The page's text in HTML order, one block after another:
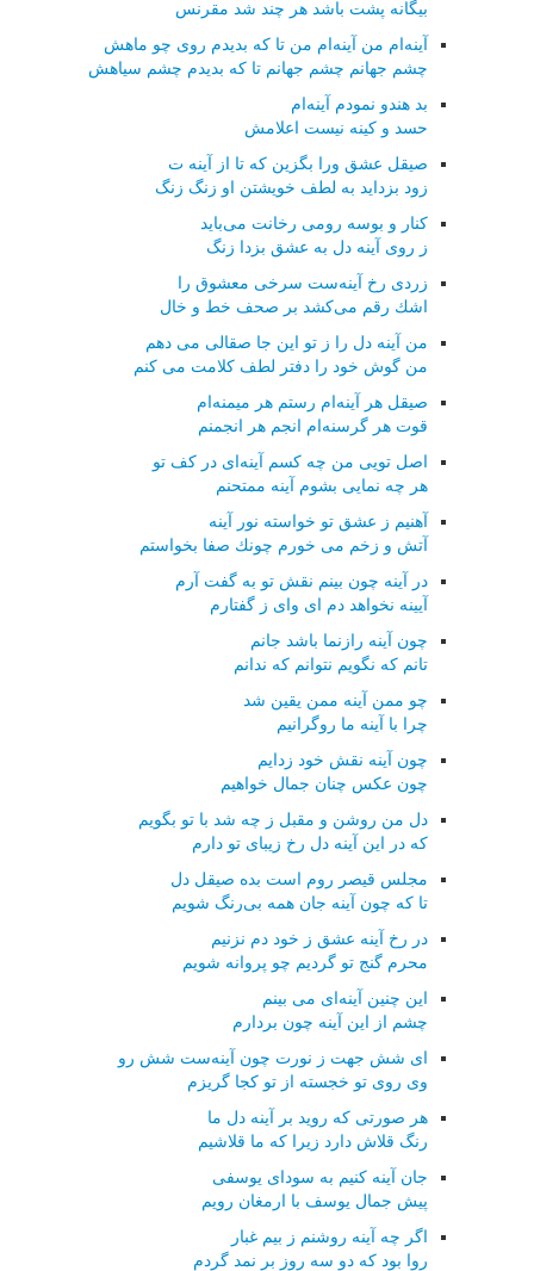
بیگانه پشت باشد هر چند شد مقرنس
آینه‌ام من آینه‌ام من تا كه بدیدم روی چو ماهش
چشم جهانم چشم جهانم تا كه بدیدم چشم سیاهش
بد هندو نمودم آینه‌ام
حسد و كینه نیست اعلامش
صیقل عشق ورا بگزین كه تا از آینه ت
زود بزداید به لطف خویشتن او زنگ زنگ
كنار و بوسه رومی رخانت می‌باید
ز روی آینه دل به عشق بزدا زنگ
زردی رخ آینه‌ست سرخی معشوق را
اشك رقم می‌كشد بر صحف خط و خال
من آینه دل را ز تو این جا صقالی می دهم
من گوش خود را دفتر لطف كلامت می كنم
صیقل هر آینه‌ام رستم هر میمنه‌ام
قوت هر گرسنه‌ام انجم هر انجمنم
اصل تویی من چه كسم آینه‌ای در كف تو
هر چه نمایی بشوم آینه ممتحنم
آهنیم ز عشق تو خواسته نور آینه
آتش و زخم می خورم چونك صفا بخواستم
در آینه چون بینم نقش تو به گفت آرم
آیینه نخواهد دم ای وای ز گفتارم
چون آینه رازنما باشد جانم
تانم كه نگویم نتوانم كه ندانم
چو ممن آینه ممن یقین شد
چرا با آینه ما روگرانیم
چون آینه نقش خود زدایم
چون عكس چنان جمال خواهیم
دل من روشن و مقبل ز چه شد با تو بگویم
كه در این آینه دل رخ زیبای تو دارم
مجلس قیصر روم است بده صیقل دل
تا كه چون آینه جان همه بی‌رنگ شویم
در رخ آینه عشق ز خود دم نزنیم
محرم گنج تو گردیم چو پروانه شویم
این چنین آینه‌ای می بینم
چشم از این آینه چون بردارم
ای شش جهت ز نورت چون آینه‌ست شش رو
وی روی تو خجسته از تو كجا گریزم
هر صورتی كه روید بر آینه دل ما
رنگ قلاش دارد زیرا كه ما قلاشیم
جان آینه كنیم به سودای یوسفی
پیش جمال یوسف با ارمغان رویم
اگر چه آینه روشنم ز بیم غبار
روا بود كه دو سه روز بر نمد گردم